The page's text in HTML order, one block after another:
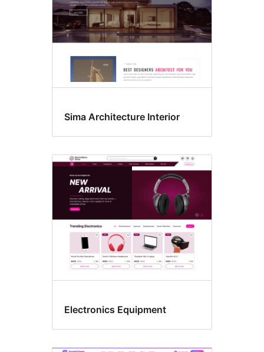
Sima Architecture Interior
Electronics Equipment